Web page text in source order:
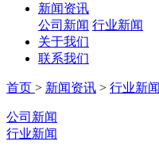
新闻资讯
公司新闻 行业新闻
关于我们
联系我们
首页 > 新闻资讯 > 行业新闻
公司新闻
行业新闻